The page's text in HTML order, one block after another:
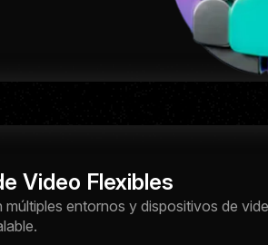
Video Flexibles
múltiples entornos y dispositivos de